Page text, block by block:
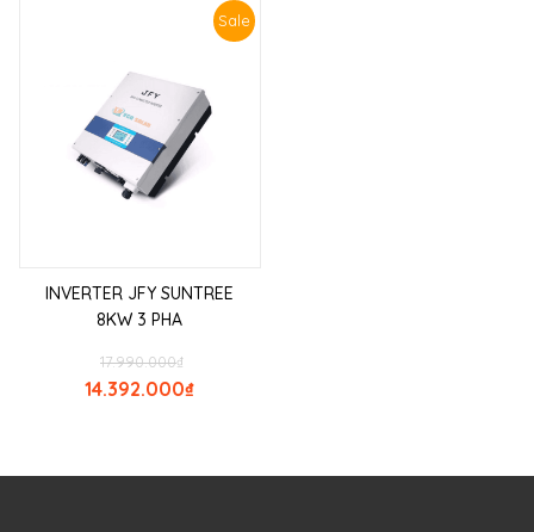
Sale
INVERTER JFY SUNTREE
8KW 3 PHA
₫
17.990.000
₫
14.392.000